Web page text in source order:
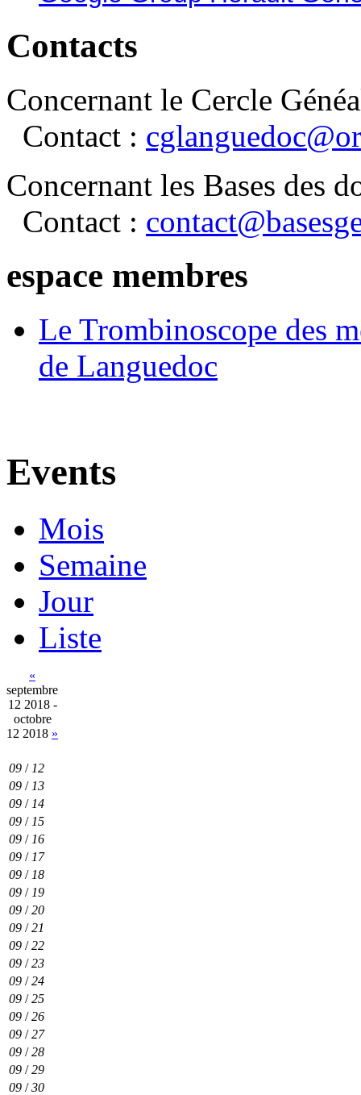
Contacts
Concernant le Cercle
Contact :
Concernant les Bases des
Contact :
espace membres
Le Trombinoscope des
de Languedoc
Events
Mois
Semaine
Jour
Liste
«
septembre
12 2018 -
octobre
12 2018 »
09 /12
09 /13
09 /14
09 /15
09 /16
09 /17
09 /18
09 /19
09 /20
09 /21
09 /22
09 /23
09 /24
09 /25
09 /26
09 /27
09 /28
09 /29
09 /30